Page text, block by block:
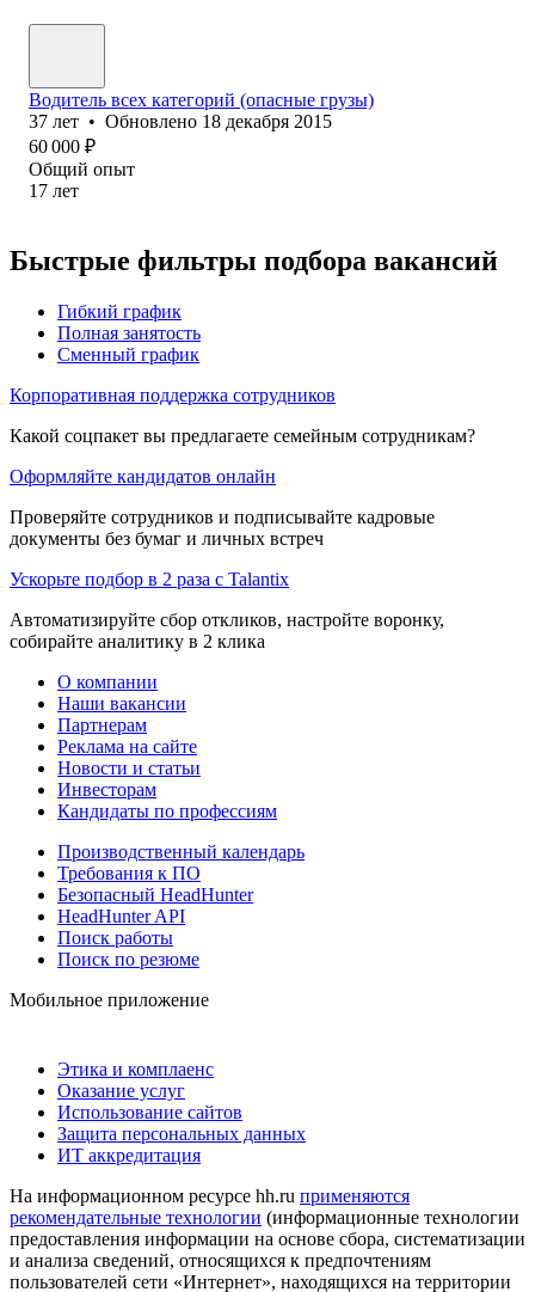
Водитель всех категорий (опасные грузы)
37 лет • Обновлено 18 декабря 2015
60 000 ₽
Общий опыт
17 лет
Быстрые фильтры подбора вакансий
Гибкий график
Полная занятость
Сменный график
Корпоративная поддержка сотрудников
Какой соцпакет вы предлагаете семейным сотрудникам?
Оформляйте кандидатов онлайн
Проверяйте сотрудников и подписывайте кадровые
документы без бумаг и личных встреч
Ускорьте подбор в 2 раза с Talantix
Автоматизируйте сбор откликов, настройте воронку,
собирайте аналитику в 2 клика
О компании
Наши вакансии
Партнерам
Реклама на сайте
Новости и статьи
Инвесторам
Кандидаты по профессиям
Производственный календарь
Требования к ПО
Безопасный HeadHunter
HeadHunter API
Поиск работы
Поиск по резюме
Мобильное приложение
Этика и комплаенс
Оказание услуг
Использование сайтов
Защита персональных данных
ИТ аккредитация
На информационном ресурсе hh.ru применяются
рекомендательные технологии (информационные технологии
предоставления информации на основе сбора, систематизации
и анализа сведений, относящихся к предпочтениям
пользователей сети «Интернет», находящихся на территории